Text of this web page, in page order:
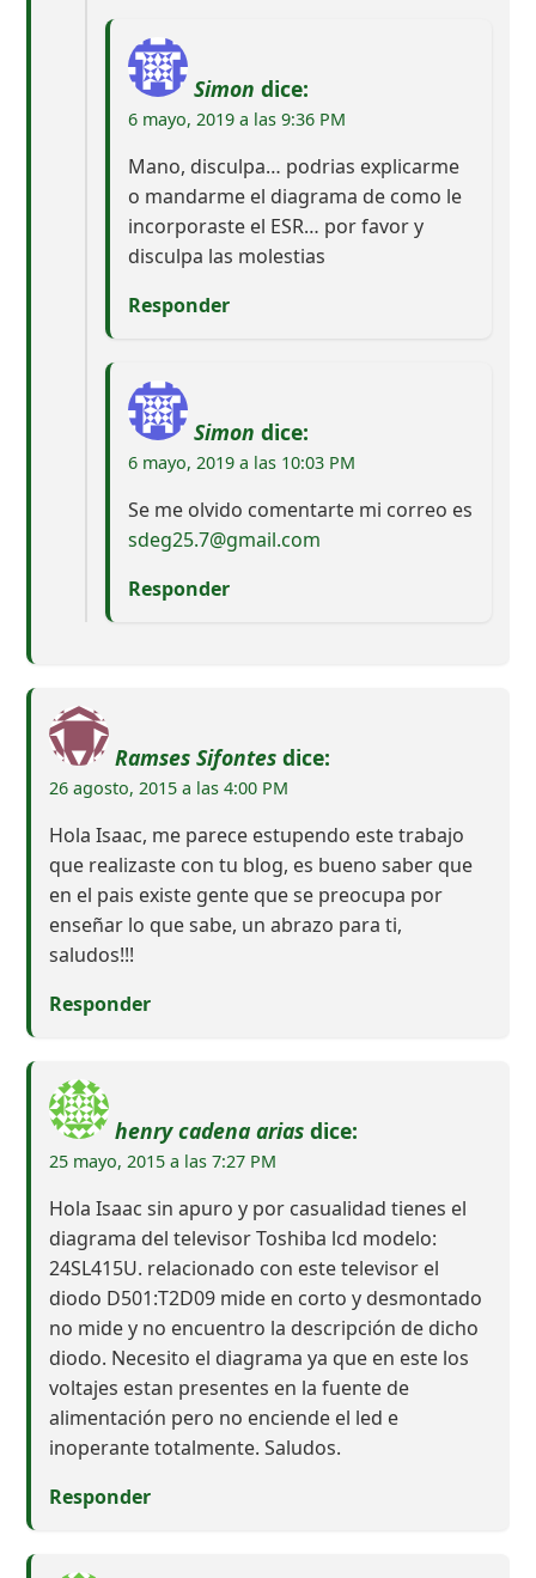
Simon dice:
6 mayo, 2019 a las 9:36 PM
Mano, disculpa… podrias explicarme
o mandarme el diagrama de como le
incorporaste el ESR… por favor y
disculpa las molestias
Responder
Simon dice:
6 mayo, 2019 a las 10:03 PM
Se me olvido comentarte mi correo es
sdeg25.7@gmail.com
Responder
Ramses Sifontes dice:
26 agosto, 2015 a las 4:00 PM
Hola Isaac, me parece estupendo este trabajo
que realizaste con tu blog, es bueno saber que
en el pais existe gente que se preocupa por
enseñar lo que sabe, un abrazo para ti,
saludos!!!
Responder
henry cadena arias dice:
25 mayo, 2015 a las 7:27 PM
Hola Isaac sin apuro y por casualidad tienes el
diagrama del televisor Toshiba lcd modelo:
24SL415U. relacionado con este televisor el
diodo D501:T2D09 mide en corto y desmontado
no mide y no encuentro la descripción de dicho
diodo. Necesito el diagrama ya que en este los
voltajes estan presentes en la fuente de
alimentación pero no enciende el led e
inoperante totalmente. Saludos.
Responder